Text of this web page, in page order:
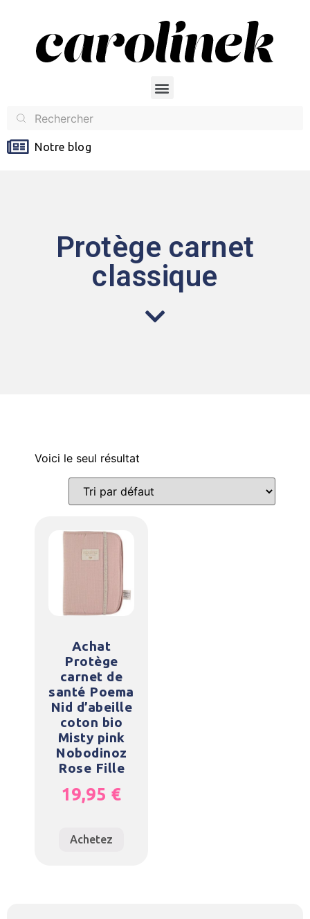
Notre blog
Protège carnet
classique
Voici le seul résultat
Achat
Protège
carnet de
santé Poema
Nid d’abeille
coton bio
Misty pink
Nobodinoz
Rose Fille
19,95 €
Achetez